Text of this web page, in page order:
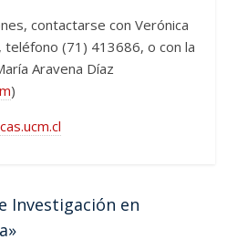
contactarse con Verónica
teléfono (71) 413686, o con la
Aravena Díaz
)
Investigación en